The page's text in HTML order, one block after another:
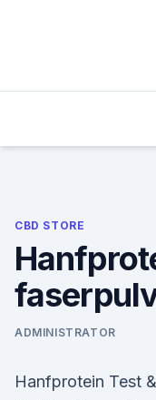
CBD STORE
ADMINISTRATOR
Hanfprotein Test